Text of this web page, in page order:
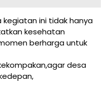
kegiatan ini tidak hanya
kesehatan
berharga untuk
desa